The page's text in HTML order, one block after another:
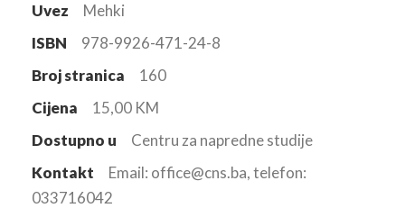
Uvez
Mehki
ISBN
978-9926-471-24-8
Broj stranica
160
Cijena
15,00 KM
Dostupno u
Centru za napredne studije
Kontakt
Email: office@cns.ba, telefon:
033716042